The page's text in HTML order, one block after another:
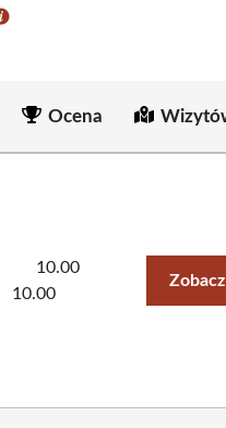
Ocena
10.00
10.00